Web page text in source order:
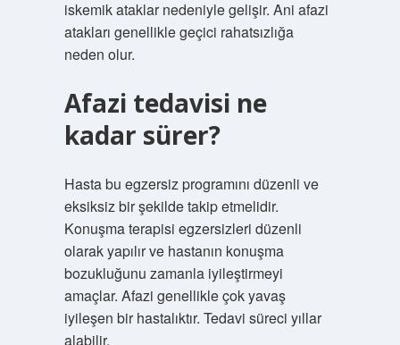
iskemik ataklar nedeniyle gelişir. Ani afazi
atakları genellikle geçici rahatsızlığa
neden olur.
Afazi tedavisi ne
kadar sürer?
Hasta bu egzersiz programını düzenli ve
eksiksiz bir şekilde takip etmelidir.
Konuşma terapisi egzersizleri düzenli
olarak yapılır ve hastanın konuşma
bozukluğunu zamanla iyileştirmeyi
amaçlar. Afazi genellikle çok yavaş
iyileşen bir hastalıktır. Tedavi süreci yıllar
alabilir.